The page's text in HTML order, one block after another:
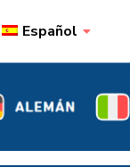
Español